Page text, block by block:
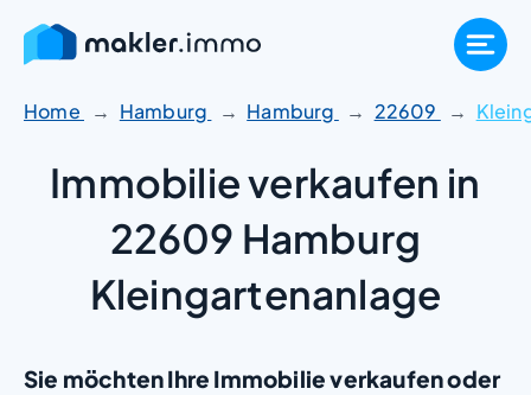
Zum
Inhalt
springen
Home Hamburg Hamburg 22609
Immobilie verkaufen in
22609 Hamburg
Kleingartenanlage
Sie möchten Ihre Immobilie verkaufen oder